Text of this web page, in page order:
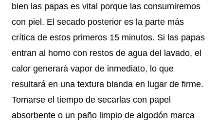
bien las papas es vital porque las consumiremos
con piel. El secado posterior es la parte más
crítica de estos primeros 15 minutos. Si las papas
entran al horno con restos de agua del lavado, el
calor generará vapor de inmediato, lo que
resultará en una textura blanda en lugar de firme.
Tomarse el tiempo de secarlas con papel
absorbente o un paño limpio de algodón marca